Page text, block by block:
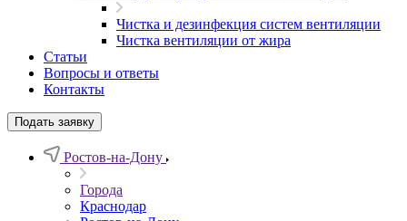
Чистка и дезинфекция систем вентиляции
Чистка вентиляции от жира
Статьи
Вопросы и ответы
Контакты
Подать заявку
Ростов-на-Дону
Города
Краснодар